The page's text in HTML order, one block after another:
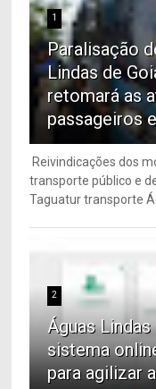
1
Paralisação
Lindas de
retomará as
passageiros
Reivindicações dos
transporte público e
Taguatur transporte
2
Águas
sistema
para agilizar